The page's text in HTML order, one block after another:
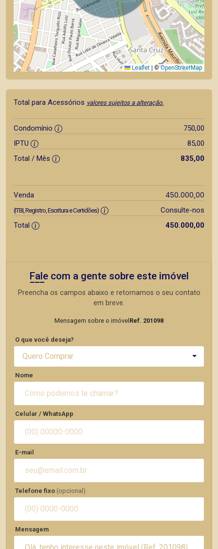
Leaflet ©OpenStreetMap
Total para Acessórios valores sujeitos a alteração.
Condomínio
750,00
IPTU
85,00
Total / Mês
835,00
Venda 450.000,00
(ITBI, Registro, Escritura e Certidões)
Consulte-nos
Total
450.000,00
Fale com a gente sobre este imóvel
Preencha os campos abaixo e retornamos o seu contato
em breve.
Mensagem sobre o imóvel Ref. 201098
O que você deseja?
Quero Comprar
Nome
Celular / WhatsApp
E-mail
Telefone fixo (opcional)
Mensagem